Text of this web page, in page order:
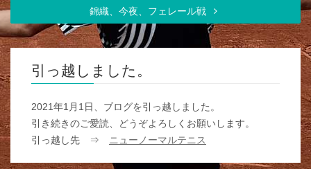
錦織、今夜、フェレール戦
引っ越しました。
2021年1月1日、ブログを引っ越しました。
引き続きのご愛読、どうぞよろしくお願いします。
引っ越し先 ⇒
ニューノーマルテニス